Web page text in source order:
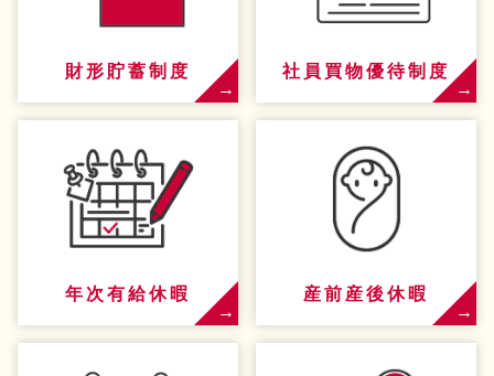
財形貯蓄制度 社員買物優待制度
年次有給休暇 産前産後休暇